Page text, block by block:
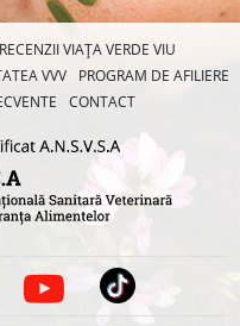
RECENZII VIAȚA VERDE VIU
VVV
PROGRAM DE AFILIERE
CONTACT